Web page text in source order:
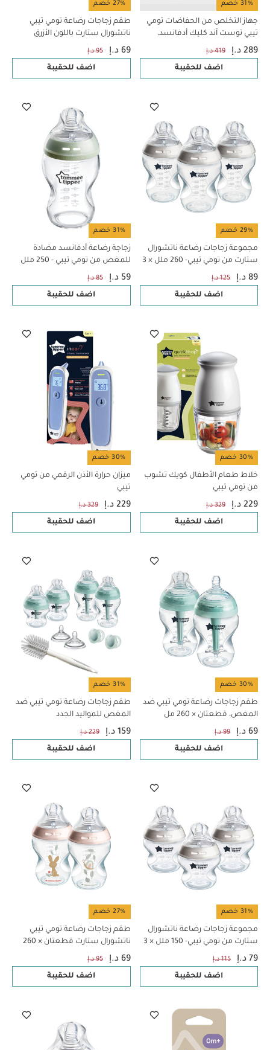
31% خصم
جهاز التخلص من الحفاضات تومي
تيبي توست آند كليك أدفانسد،
باللون الأبيض
289 د.إ 419 د.إ
اضف للحقيبة
27% خصم
طقم زجاجات رضاعة تومي تيبي
ناتشورال ستارت باللون الأزرق
قطعتان × 260 مل
69 د.إ 95 د.إ
اضف للحقيبة
29% خصم
مجموعة زجاجات رضاعة ناتشورال
ستارت من تومي تيبي- ‏260 ملل × 3
قطع
89 د.إ 125 د.إ
اضف للحقيبة
31% خصم
زجاجة رضاعة أدفانسد مضادة
للمغص من تومي تيبي - 250 ملل
59 د.إ 85 د.إ
اضف للحقيبة
30% خصم
خلاط طعام الأطفال كويك تشوب
من تومي تيبي
229 د.إ 329 د.إ
اضف للحقيبة
30% خصم
ميزان حرارة الأذن الرقمي من تومي
تيبي
229 د.إ 329 د.إ
اضف للحقيبة
30% خصم
طقم زجاجات رضاعة تومي تيبي ضد
المغص، قطعتان × 260 مل
69 د.إ 99 د.إ
اضف للحقيبة
31% خصم
طقم زجاجات رضاعة تومي تيبي ضد
المغص للمواليد الجدد
159 د.إ 229 د.إ
اضف للحقيبة
31% خصم
مجموعة زجاجات رضاعة ناتشورال
ستارت من تومي تيبي- ‏150 ملل × 3
قطع
79 د.إ 115 د.إ
اضف للحقيبة
27% خصم
طقم زجاجات رضاعة تومي تيبي
ناتشورال ستارت قطعتان × 260
مل
69 د.إ 95 د.إ
اضف للحقيبة